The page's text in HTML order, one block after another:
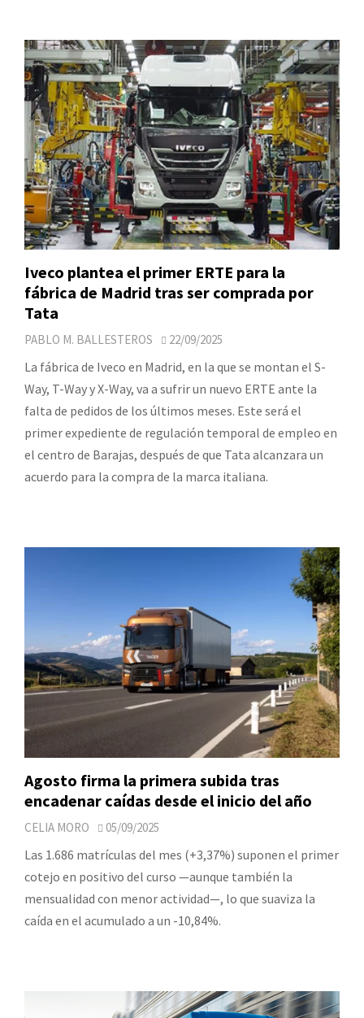
Iveco plantea el primer ERTE para la
fábrica de Madrid tras ser comprada por
Tata
PABLO M. BALLESTEROS 22/09/2025
La fábrica de Iveco en Madrid, en la que se montan el S-
Way, T-Way y X-Way, va a sufrir un nuevo ERTE ante la
falta de pedidos de los últimos meses. Este será el
primer expediente de regulación temporal de empleo en
el centro de Barajas, después de que Tata alcanzara un
acuerdo para la compra de la marca italiana.
Agosto firma la primera subida tras
encadenar caídas desde el inicio del año
CELIA MORO 05/09/2025
Las 1.686 matrículas del mes (+3,37%) suponen el primer
cotejo en positivo del curso —aunque también la
mensualidad con menor actividad—, lo que suaviza la
caída en el acumulado a un -10,84%.